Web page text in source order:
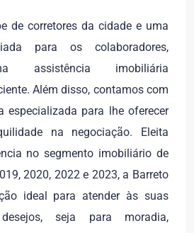
de corretores da cidade e uma
para os colaboradores,
assistência imobiliária
Além disso, contamos com
especializada para lhe oferecer
na negociação. Eleita
no segmento imobiliário de
2020, 2022 e 2023, a Barreto
ideal para atender às suas
seja para moradia,